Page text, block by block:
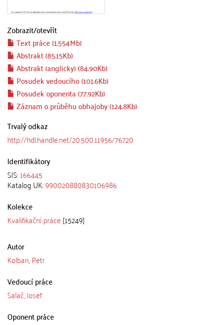
Zobrazit/otevřít
Text práce (1.554Mb)
Abstrakt (85.15Kb)
Abstrakt (anglicky) (84.90Kb)
Posudek vedoucího (101.6Kb)
Posudek oponenta (77.92Kb)
Záznam o průběhu obhajoby (124.8Kb)
Trvalý odkaz
http://hdl.handle.net/20.500.11956/76720
Identifikátory
SIS:166445
Katalog UK:990020880830106986
Kolekce
Kvalifikační práce [15249]
Autor
Kolban, Petr
Vedoucí práce
Salač, Josef
Oponent práce